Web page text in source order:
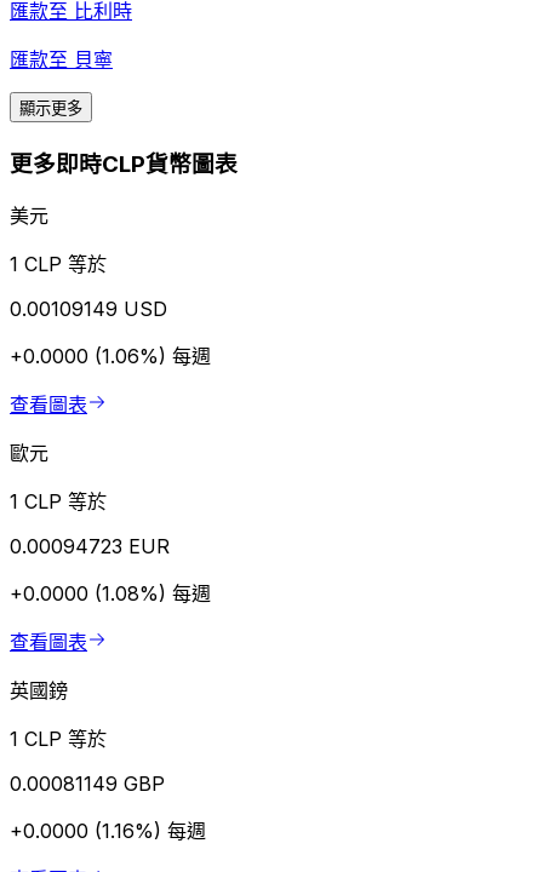
匯款至 比利時
匯款至 貝寧
顯示更多
更多即時CLP貨幣圖表
美元
1 CLP 等於
0.00109149 USD
+0.0000 (1.06%) 每週
查看圖表
歐元
1 CLP 等於
0.00094723 EUR
+0.0000 (1.08%) 每週
查看圖表
英國鎊
1 CLP 等於
0.00081149 GBP
+0.0000 (1.16%) 每週